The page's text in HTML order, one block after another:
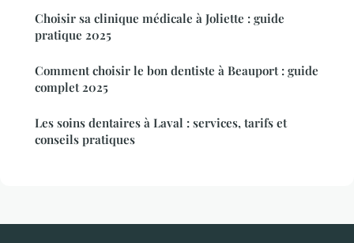
Choisir sa clinique médicale à Joliette : guide
pratique 2025
Comment choisir le bon dentiste à Beauport : guide
complet 2025
Les soins dentaires à Laval : services, tarifs et
conseils pratiques